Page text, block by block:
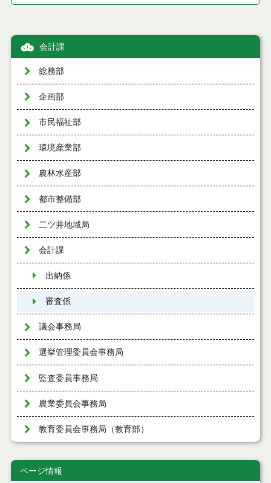
会計課
総務部
企画部
市民福祉部
環境産業部
農林水産部
都市整備部
二ツ井地域局
会計課
出納係
審査係
議会事務局
選挙管理委員会事務局
監査委員事務局
農業委員会事務局
教育委員会事務局（教育部）
ページ情報